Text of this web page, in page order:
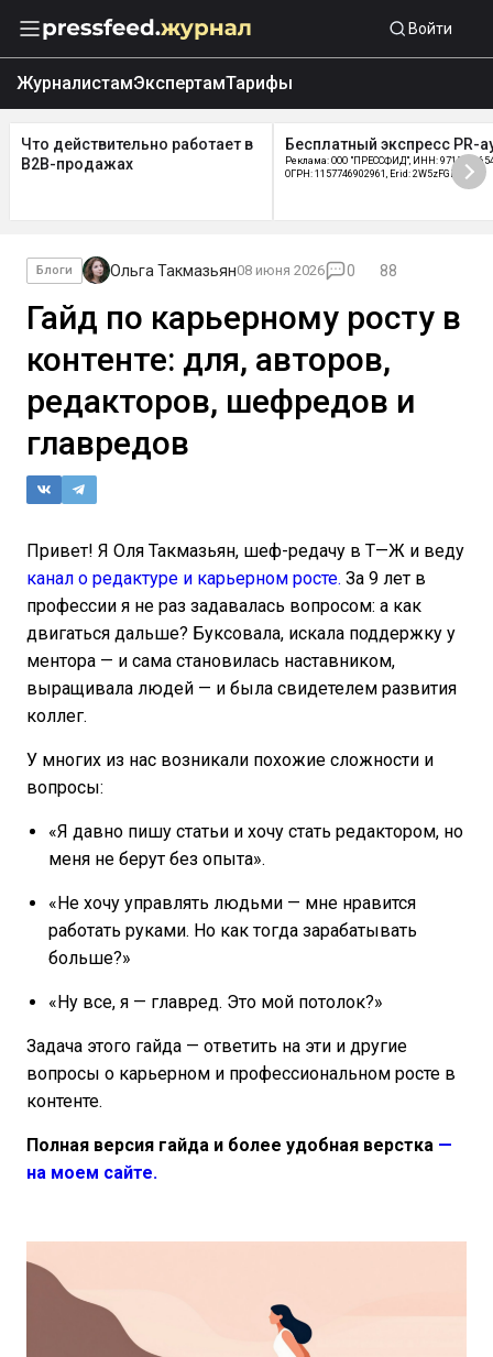
Войти
ЖурналистамЭкспертамТарифы
Что действительно работает в
B2B-продажах
Бесплатный экспресс PR-
Реклама: ООО "ПРЕССФИД", ИНН:
ОГРН: 1157746902961, Erid: 2W5zFGDycPz
Блоги Ольга Такмазьян08 июня 2026 0 88
Гайд по карьерному росту в
контенте: для, авторов,
редакторов, шефредов и
главредов
Привет! Я Оля Такмазьян, шеф-редачу в Т—Ж и веду
канал о редактуре и карьерном росте. За 9 лет в
профессии я не раз задавалась вопросом: а как
двигаться дальше? Буксовала, искала поддержку у
ментора — и сама становилась наставником,
выращивала людей — и была свидетелем развития
коллег.
У многих из нас возникали похожие сложности и
вопросы:
«Я давно пишу статьи и хочу стать редактором, но
меня не берут без опыта».
«Не хочу управлять людьми — мне нравится
работать руками. Но как тогда зарабатывать
больше?»
«Ну все, я — главред. Это мой потолок?»
Задача этого гайда — ответить на эти и другие
вопросы о карьерном и профессиональном росте в
контенте.
Полная версия гайда и более удобная верстка —
на моем сайте.